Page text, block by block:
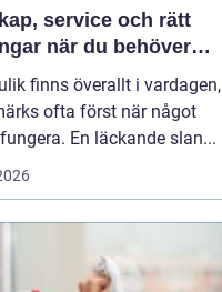
service och rätt
när du behöver
finns överallt i vardagen,
ofta först när något
En läckande slan...